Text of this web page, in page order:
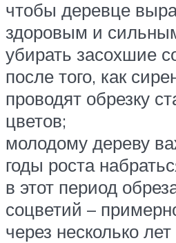
чтобы деревце
здоровым и
убирать засохшие
после того, как
проводят обрезку
цветов;
молодому дереву
годы роста
в этот период
соцветий –
через несколько